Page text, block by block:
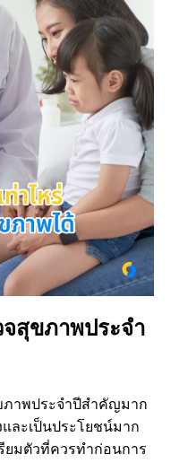
สุขภาพประจำ
พประจำปีสำคัญมาก
ละเป็นประโยชน์มาก
ยมตัวที่ควรทำก่อนการ